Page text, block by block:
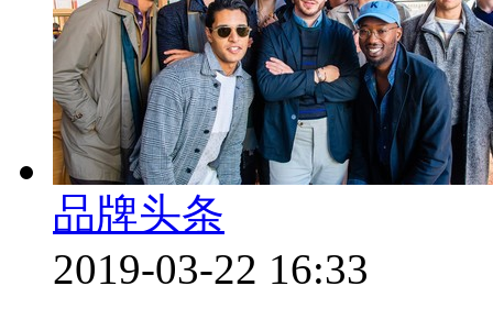
品牌头条
2019-03-22 16:33